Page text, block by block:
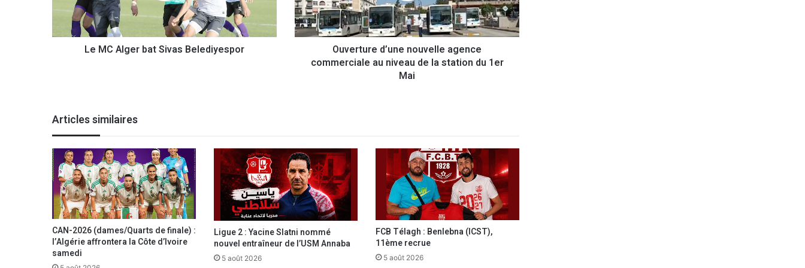
g
r
a
s
B
e
l
d
e
s
p
Le MC Alger bat Sivas Belediyespor
u
r
e
u
v
e
l
l
e
a
e
n
Ouverture d’une nouvelle agence
commerciale au niveau de la station du 1er
Mai
Articles similaires
CAN-2026 (dames/Quarts de finale) :
l’Algérie affrontera la Côte d’Ivoire
samedi
Ligue 2 : Yacine Slatni nommé
nouvel entraîneur de l’USM Annaba
5 août 2026
FCB Télagh : Benlebna (ICST),
11ème recrue
5 août 2026